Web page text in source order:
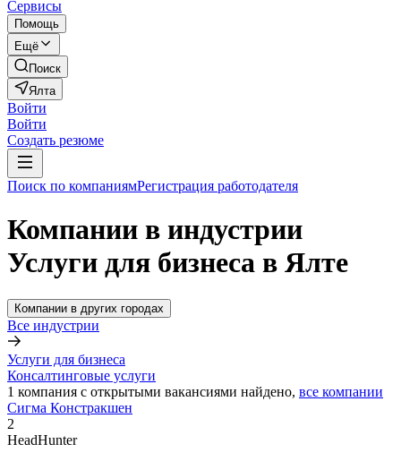
Сервисы
Помощь
Ещё
Поиск
Ялта
Войти
Войти
Создать резюме
Поиск по компаниямРегистрация работодателя
Компании в индустрии
Услуги для бизнеса в Ялте
Компании в других городах
Все индустрии
Услуги для бизнеса
Консалтинговые услуги
1 компания с открытыми вакансиями найдено, все компании
Сигма Констракшен
2
HeadHunter